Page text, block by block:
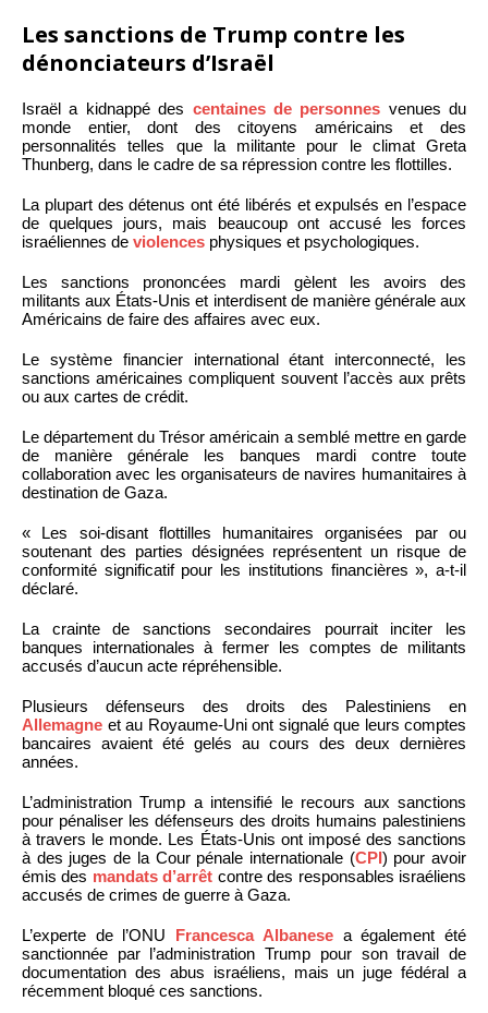
Les sanctions de Trump contre les
dénonciateurs d’Israël
Israël a kidnappé des centaines de personnes venues du
monde entier, dont des citoyens américains et des
personnalités telles que la militante pour le climat Greta
Thunberg, dans le cadre de sa répression contre les flottilles.
La plupart des détenus ont été libérés et expulsés en l’espace
de quelques jours, mais beaucoup ont accusé les forces
israéliennes de violences physiques et psychologiques.
Les sanctions prononcées mardi gèlent les avoirs des
militants aux États-Unis et interdisent de manière générale aux
Américains de faire des affaires avec eux.
Le système financier international étant interconnecté, les
sanctions américaines compliquent souvent l’accès aux prêts
ou aux cartes de crédit.
Le département du Trésor américain a semblé mettre en garde
de manière générale les banques mardi contre toute
collaboration avec les organisateurs de navires humanitaires à
destination de Gaza.
« Les soi-disant flottilles humanitaires organisées par ou
soutenant des parties désignées représentent un risque de
conformité significatif pour les institutions financières », a-t-il
déclaré.
La crainte de sanctions secondaires pourrait inciter les
banques internationales à fermer les comptes de militants
accusés d’aucun acte répréhensible.
Plusieurs défenseurs des droits des Palestiniens en
Allemagne et au Royaume-Uni ont signalé que leurs comptes
bancaires avaient été gelés au cours des deux dernières
années.
L’administration Trump a intensifié le recours aux sanctions
pour pénaliser les défenseurs des droits humains palestiniens
à travers le monde. Les États-Unis ont imposé des sanctions
à des juges de la Cour pénale internationale (CPI) pour avoir
émis des mandats d’arrêt contre des responsables israéliens
accusés de crimes de guerre à Gaza.
L’experte de l’ONU Francesca Albanesea également été
sanctionnée par l’administration Trump pour son travail de
documentation des abus israéliens, mais un juge fédéral a
récemment bloqué ces sanctions.